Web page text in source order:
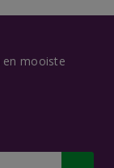
en mooiste